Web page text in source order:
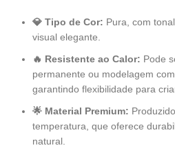
💎 Tipo de Cor: Pura, com
visual elegante.
🔥 Resistente ao Calor: Pode
permanente ou modelagem
garantindo flexibilidade para
🌟 Material Premium:
temperatura, que oferece
natural.